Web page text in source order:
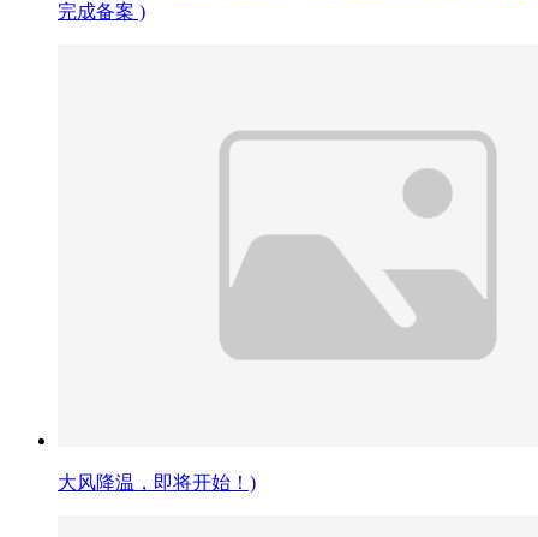
完成备案 )
大风降温，即将开始！)